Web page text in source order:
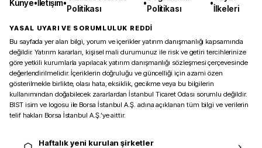
Künye•İletişim•
Politikası
•
Politikası
•
İlkeleri
YASAL UYARI VE SORUMLULUK REDDİ
Bu sayfada yer alan bilgi, yorum ve içerikler yatırım danışmanlığı kapsamında
değildir. Yatırım kararları, kişisel mali durumunuz ile risk ve getiri tercihlerinize
göre yetkili kurumlarla yapılacak yatırım danışmanlığı sözleşmesi çerçevesinde
değerlendirilmelidir. İçeriklerin doğruluğu ve güncelliği için azami özen
gösterilmekle birlikte, olası hata, eksiklik, gecikme veya bu bilgilerin
kullanımından doğabilecek zararlardan İstanbul Ticaret Odası sorumlu değildir.
BIST isim ve logosu ile Borsa İstanbul A.Ş. adına açıklanan tüm bilgi ve verilerin
telif hakları Borsa İstanbul A.Ş.’ye aittir.
Haftalık yeni kurulan şirketler